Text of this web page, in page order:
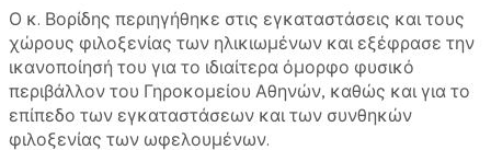
Ο κ. Βορίδης περιηγήθηκε στις εγκαταστάσεις και τους
χώρους φιλοξενίας των ηλικιωμένων και εξέφρασε την
ικανοποίησή του για το ιδιαίτερα όμορφο φυσικό
περιβάλλον του Γηροκομείου Αθηνών, καθώς και για το
επίπεδο των εγκαταστάσεων και των συνθηκών
φιλοξενίας των ωφελουμένων.